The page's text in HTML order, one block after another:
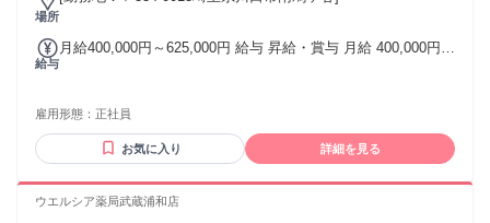
場所
給与
月給400,000円～625,000円 給与 昇給・賞与 月給 400,000円
円、固定残業30時間分:74,512円 ※月給には固定残業代30時間
験、能力などを考慮させていただき、弊社の給与テーブルに
沿う形で決定させていただきます。 ・賞与：あり ※業績によ
り支給する場合あり ・昇給：あり ※年2回検討 月給400000円
～625000円
雇用形態： 正社員
お気に入り 詳細を見る
ウエルシア薬局武蔵浦和店